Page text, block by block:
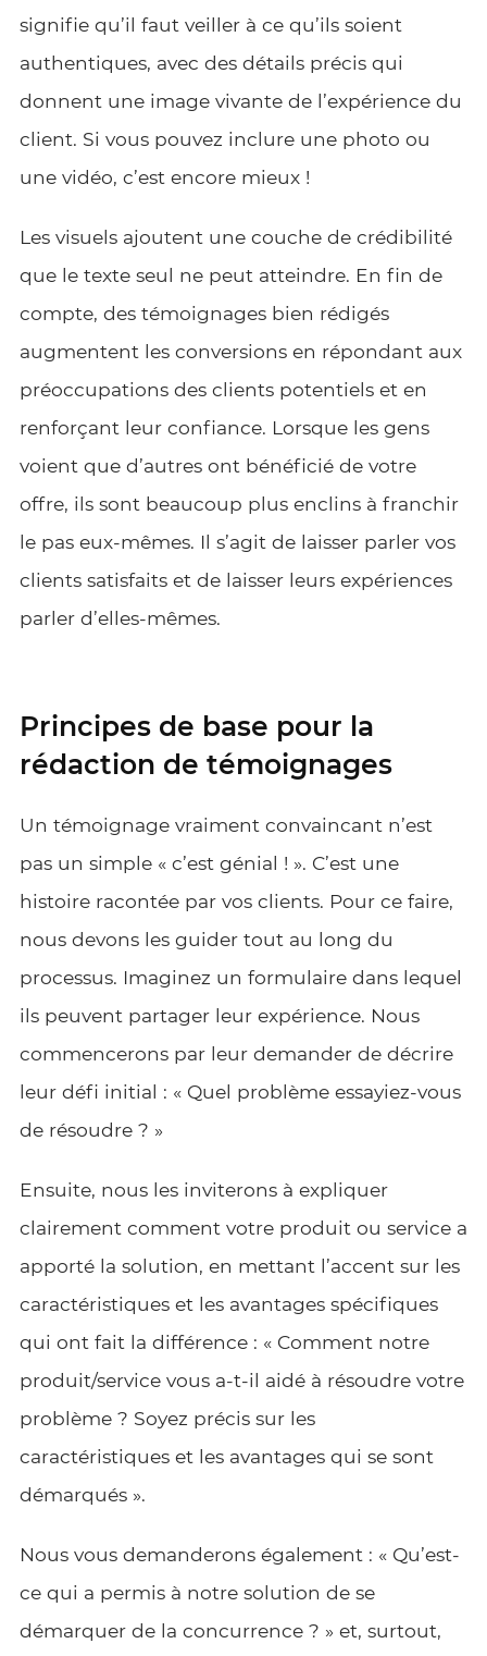
signifie qu’il faut veiller à ce qu’ils soient
authentiques, avec des détails précis qui
donnent une image vivante de l’expérience du
client. Si vous pouvez inclure une photo ou
une vidéo, c’est encore mieux !
Les visuels ajoutent une couche de crédibilité
que le texte seul ne peut atteindre. En fin de
compte, des témoignages bien rédigés
augmentent les conversions en répondant aux
préoccupations des clients potentiels et en
renforçant leur confiance. Lorsque les gens
voient que d’autres ont bénéficié de votre
offre, ils sont beaucoup plus enclins à franchir
le pas eux-mêmes. Il s’agit de laisser parler vos
clients satisfaits et de laisser leurs expériences
parler d’elles-mêmes.
Principes de base pour la
rédaction de témoignages
Un témoignage vraiment convaincant n’est
pas un simple « c’est génial ! ». C’est une
histoire racontée par vos clients. Pour ce faire,
nous devons les guider tout au long du
processus. Imaginez un formulaire dans lequel
ils peuvent partager leur expérience. Nous
commencerons par leur demander de décrire
leur défi initial : « Quel problème essayiez-vous
de résoudre ? »
Ensuite, nous les inviterons à expliquer
clairement comment votre produit ou service a
apporté la solution, en mettant l’accent sur les
caractéristiques et les avantages spécifiques
qui ont fait la différence : « Comment notre
produit/service vous a-t-il aidé à résoudre votre
problème ? Soyez précis sur les
caractéristiques et les avantages qui se sont
démarqués ».
Nous vous demanderons également : « Qu’est-
ce qui a permis à notre solution de se
démarquer de la concurrence ? » et, surtout,